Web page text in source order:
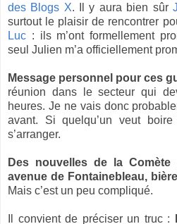
des Blogs X. Il y aura bien sûr
surtout le plaisir de rencontrer
Luc : ils m’ont formellement
seul Julien m’a officiellement
Message personnel pour ces
réunion dans le secteur qui
heures. Je ne vais donc
avant. Si quelqu’un veut
s’arranger.
Des nouvelles de la Comète
avenue de Fontainebleau,
Mais c’est un peu compliqué.
Il convient de préciser un truc :